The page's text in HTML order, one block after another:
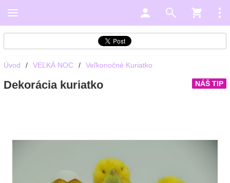
Úvod / VEĽKÁ NOC / Veľkonočné Kuriatko
NÁŠ TIP
Dekorácia kuriatko